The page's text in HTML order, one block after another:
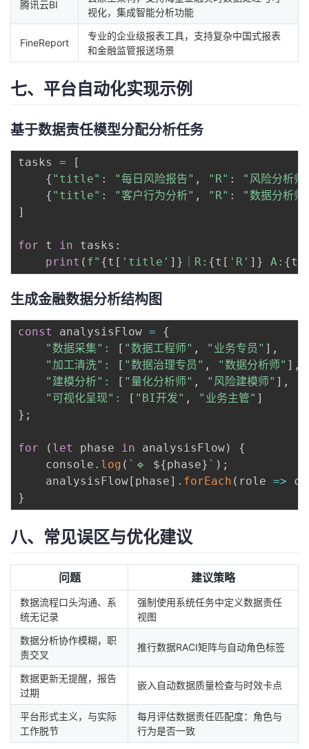
腾讯云BI
视化，集成智能分析功能
FineReport
专业的企业级报表工具，支持复杂中国式报表
和金融监管报送场景
七、平台自动化实现示例
基于数据责任模型分配分析任务
tasks =
[
{ "title" : "每日风险报告" , "R" :
"风险分析
{ "title" : "客户行为分析" , "R" :
"数据分析
]
for t in tasks :
print ( f" {t [ 'title' ] } ｜R: {t [ 'R' ] } A: {t
生成金融数据分析结构图
const analysisFlow =
{
"数据采集" : [ "数据工程师" , "业务专员" ] ,
"加工清洗" : [ "数据治理专员" , "数据分析师" ] ,
"建模分析" : [ "量化分析师" , "风险建模师" ] ,
"可视化呈现" : [ "BI开发" , "业务主管" ]
} ;
for ( let phase in analysisFlow)
{
    console
. log ( ` 🔹 ${phase} ` ) ;
    analysisFlow
[ phase] . forEach ( role =>
}
八、常见误区与优化建议
问题 建议策略
数据流程口头沟通、系
统无记录
强制使用系统任务中定义数据责任
视图
数据分析协作模糊，职
责交叉
推行数据RACI矩阵与自动角色标签
数据更新无提醒，报告
过期
嵌入自动数据质量检查与时效卡点
平台形式主义，与实际
工作脱节
每月评估数据责任匹配度：角色与
行为是否一致